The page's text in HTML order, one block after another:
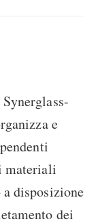
e
materiali
disposizione
dei